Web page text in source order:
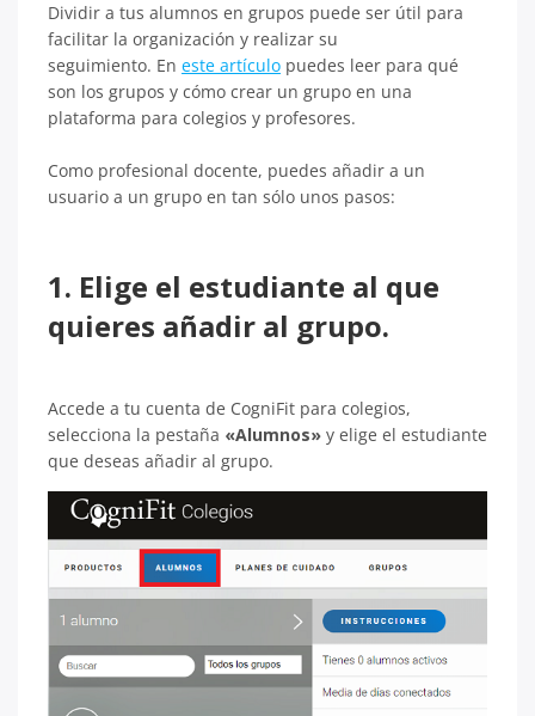
Dividir a tus alumnos en grupos puede ser útil para
facilitar la organización y realizar su
seguimiento. En este artículo puedes leer para qué
son los grupos y cómo crear un grupo en una
plataforma para colegios y profesores.
Como profesional docente, puedes añadir a un
usuario a un grupo en tan sólo unos pasos:
1. Elige el estudiante al que
quieres añadir al grupo.
Accede a tu cuenta de CogniFit para colegios,
selecciona la pestaña «Alumnos» y elige el estudiante
que deseas añadir al grupo.